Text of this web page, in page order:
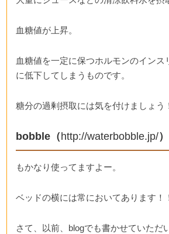
血糖値が上昇。
血糖値を一定に保つホルモンのインス
に低下してしまうものです。
糖分の過剰摂取には気を付けましょう
bobble（ http://waterbobble.jp/）
もかなり使ってますよー。
ベッドの横には常においてあります！
さて、以前、blogでも書かせていただ